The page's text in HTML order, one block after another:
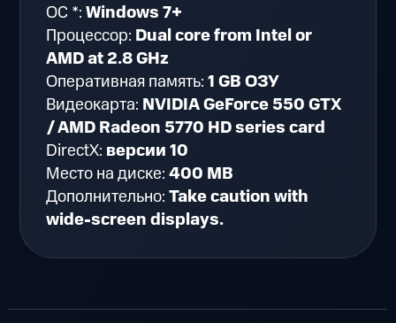
ОС *:Windows 7+
Процессор: Dual core from Intel or
AMD at 2.8 GHz
Оперативная память:1 GB ОЗУ
Видеокарта: NVIDIA GeForce 550 GTX
/ AMD Radeon 5770 HD series card
DirectX: версии 10
Место на диске:400 MB
Дополнительно:Take caution with
wide-screen displays.